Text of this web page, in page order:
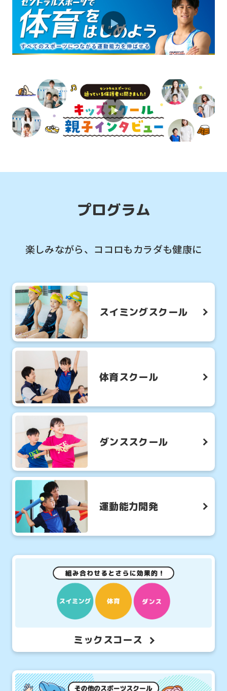
プラスワンで楽しさアップ！ミックスコ
ースが人気です♪
保護者の皆様へ。運動系の習い事をおす
すめする理由はこちら
2026.08.01 お知らせ
プログラム
楽しみながら、ココロもカラダも健康に
スイミングスクール
体育スクール
ダンススクール
運動能力開発
ミックスコース